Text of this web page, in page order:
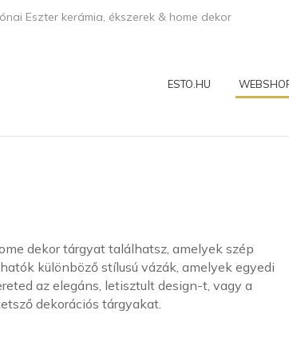
Eszter kerámia, ékszerek & home dekor
ESTO.HU
dekor tárgyat találhatsz, amelyek szép
különböző stílusú vázák, amelyek egyedi
az elegáns, letisztult design-t, vagy a
dekorációs tárgyakat.